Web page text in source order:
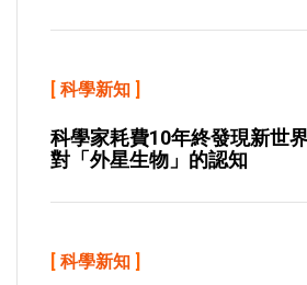
[ 科學新知 ]
科學家耗費10年終發現新世
對「外星生物」的認知
[ 科學新知 ]